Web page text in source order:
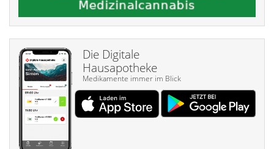
Die Digitale
Hausapotheke
Medikamente immer im Blick